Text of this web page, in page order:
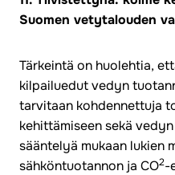
Suomen vetytalouden
Tärkeintä on huolehtia,
kilpailuedut vedyn
tarvitaan kohdennettuja
kehittämiseen sekä
sääntelyä mukaan lukien
sähköntuotannon ja CO2-